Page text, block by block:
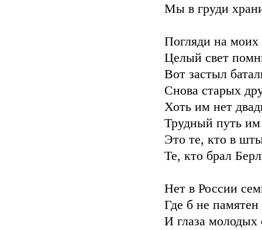
Мы в груди
Погляди на моих
Целый свет
Вот застыл
Снова старых
Хоть им нет
Трудный путь
Это те, кто в
Те, кто брал
Нет в России
Где б не
И глаза молодых